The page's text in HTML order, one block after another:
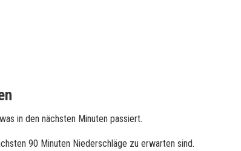
in den nächsten Minuten passiert.
90 Minuten Niederschläge zu erwarten sind.